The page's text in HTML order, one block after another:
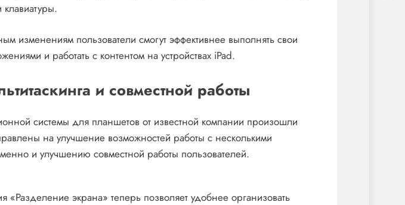
клавиатуры.
изменениям пользователи смогут эффективнее выполнять свои
и работать с контентом на устройствах iPad.
и совместной работы
системы для планшетов от известной компании произошли
на улучшение возможностей работы с несколькими
и улучшению совместной работы пользователей.
«Разделение экрана» теперь позволяет удобнее организовать